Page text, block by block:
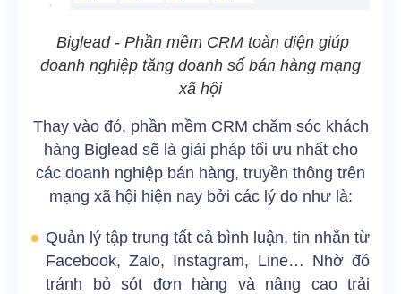
Biglead - Phần mềm CRM toàn diện giúp
doanh nghiệp tăng doanh số bán hàng mạng
xã hội
Thay vào đó, phần mềm CRM chăm sóc khách
hàng Biglead sẽ là giải pháp tối ưu nhất cho
các doanh nghiệp bán hàng, truyền thông trên
mạng xã hội hiện nay bởi các lý do như là:
Quản lý tập trung tất cả bình luận, tin nhắn từ
Facebook, Zalo, Instagram, Line… Nhờ đó
tránh bỏ sót đơn hàng và nâng cao trải